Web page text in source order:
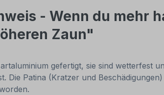
- Wenn du mehr
Zaun"
gefertigt, sie sind wetterfest
Die Patina (Kratzer und